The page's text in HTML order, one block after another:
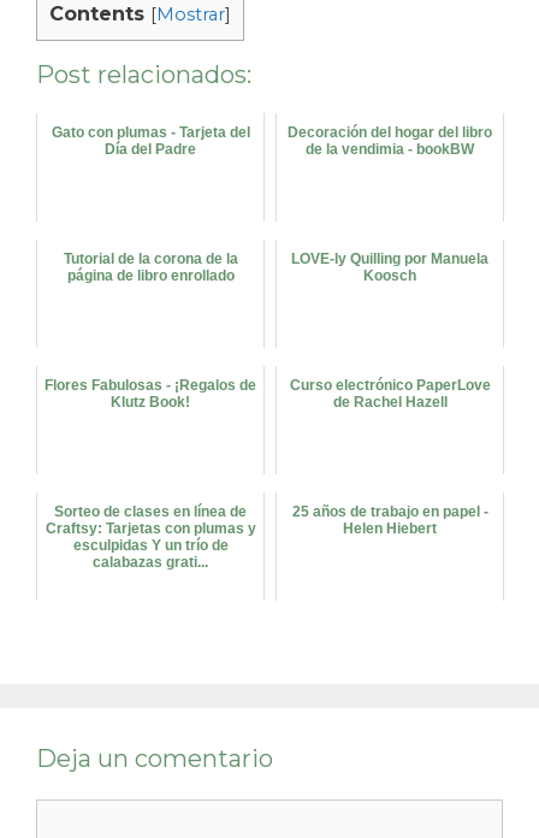
Contents [Mostrar]
Post relacionados:
Gato con plumas - Tarjeta del
Día del Padre
Decoración del hogar del libro
de la vendimia - bookBW
Tutorial de la corona de la
página de libro enrollado
LOVE-ly Quilling por Manuela
Koosch
Flores Fabulosas - ¡Regalos de
Klutz Book!
Curso electrónico PaperLove
de Rachel Hazell
Sorteo de clases en línea de
Craftsy: Tarjetas con plumas y
esculpidas Y un trío de
calabazas grati...
25 años de trabajo en papel -
Helen Hiebert
Deja un comentario